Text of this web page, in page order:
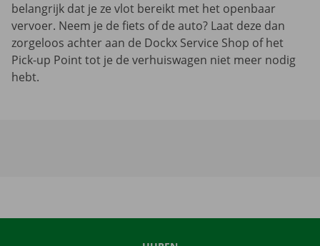
belangrijk dat je ze vlot bereikt met het openbaar
vervoer. Neem je de fiets of de auto? Laat deze dan
zorgeloos achter aan de Dockx Service Shop of het
Pick-up Point tot je de verhuiswagen niet meer nodig
hebt.